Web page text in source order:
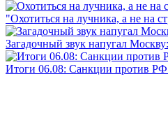
"Охотиться на лучника, а не на
Загадочный звук напугал
Итоги 06.08: Санкции против